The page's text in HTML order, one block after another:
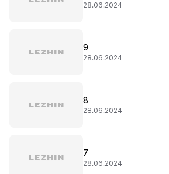
28.06.2024
9
28.06.2024
8
28.06.2024
7
28.06.2024